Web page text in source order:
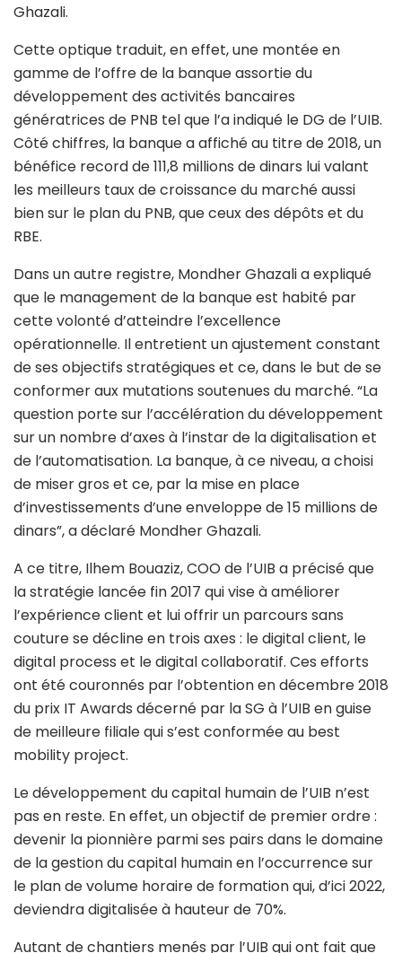
Ghazali.
Cette optique traduit, en effet, une montée en
gamme de l’offre de la banque assortie du
développement des activités bancaires
génératrices de PNB tel que l’a indiqué le DG de l’UIB.
Côté chiffres, la banque a affiché au titre de 2018, un
bénéfice record de 111,8 millions de dinars lui valant
les meilleurs taux de croissance du marché aussi
bien sur le plan du PNB, que ceux des dépôts et du
RBE.
Dans un autre registre, Mondher Ghazali a expliqué
que le management de la banque est habité par
cette volonté d’atteindre l’excellence
opérationnelle. Il entretient un ajustement constant
de ses objectifs stratégiques et ce, dans le but de se
conformer aux mutations soutenues du marché. “La
question porte sur l’accélération du développement
sur un nombre d’axes à l’instar de la digitalisation et
de l’automatisation. La banque, à ce niveau, a choisi
de miser gros et ce, par la mise en place
d’investissements d’une enveloppe de 15 millions de
dinars”, a déclaré Mondher Ghazali.
A ce titre, Ilhem Bouaziz, COO de l’UIB a précisé que
la stratégie lancée fin 2017 qui vise à améliorer
l’expérience client et lui offrir un parcours sans
couture se décline en trois axes : le digital client, le
digital process et le digital collaboratif. Ces efforts
ont été couronnés par l’obtention en décembre 2018
du prix IT Awards décerné par la SG à l’UIB en guise
de meilleure filiale qui s’est conformée au best
mobility project.
Le développement du capital humain de l’UIB n’est
pas en reste. En effet, un objectif de premier ordre :
devenir la pionnière parmi ses pairs dans le domaine
de la gestion du capital humain en l’occurrence sur
le plan de volume horaire de formation qui, d’ici 2022,
deviendra digitalisée à hauteur de 70%.
Autant de chantiers menés par l’UIB qui ont fait que